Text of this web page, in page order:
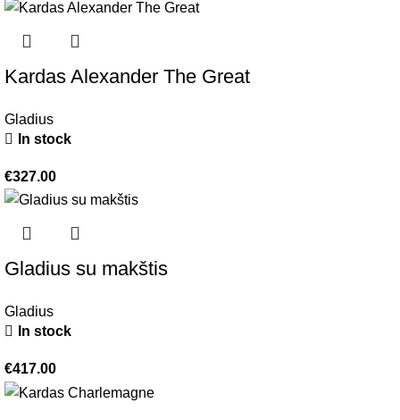
Kardas Alexander The Great
Gladius
In stock
€327.00
Gladius su makštis
Gladius
In stock
€417.00